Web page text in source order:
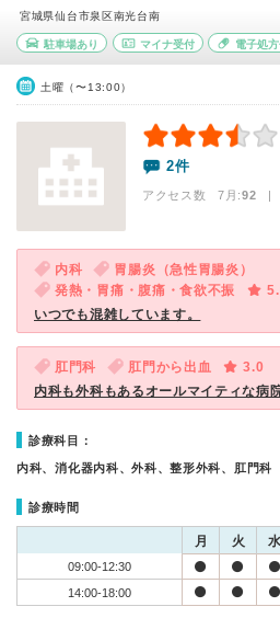
宮城県仙台市泉区南光台南
駐車場あり マイナ受付 電子処
土曜（〜13:00）
2件
アクセス数 7月:92 |
内科
胃腸炎（急性胃腸炎）
発熱・胃痛・腹痛・食欲不振
いつでも混雑しています。
肛門科 肛門から出血
3.0
内科も外科もあるオールマイティな病
診療科目：
内科、消化器内科、外科、整形外科、肛門科
診療時間
月 火 水
09:00-12:30
14:00-18:00